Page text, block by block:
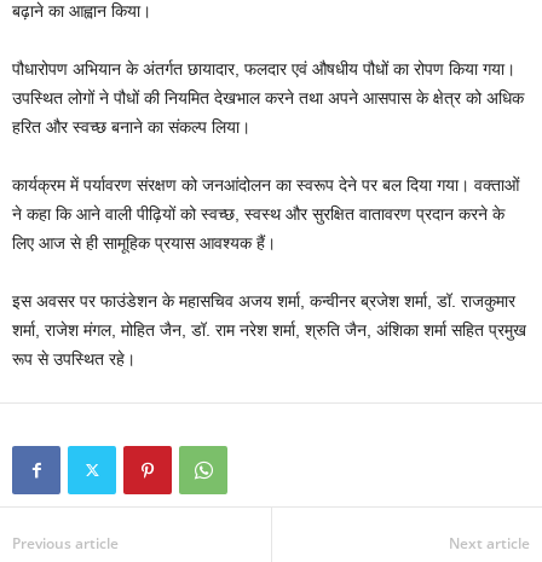
बढ़ाने का आह्वान किया।
पौधारोपण अभियान के अंतर्गत छायादार, फलदार एवं औषधीय पौधों का रोपण किया गया।
उपस्थित लोगों ने पौधों की नियमित देखभाल करने तथा अपने आसपास के क्षेत्र को अधिक
हरित और स्वच्छ बनाने का संकल्प लिया।
कार्यक्रम में पर्यावरण संरक्षण को जनआंदोलन का स्वरूप देने पर बल दिया गया। वक्ताओं
ने कहा कि आने वाली पीढ़ियों को स्वच्छ, स्वस्थ और सुरक्षित वातावरण प्रदान करने के
लिए आज से ही सामूहिक प्रयास आवश्यक हैं।
इस अवसर पर फाउंडेशन के महासचिव अजय शर्मा, कन्वीनर ब्रजेश शर्मा, डॉ. राजकुमार
शर्मा, राजेश मंगल, मोहित जैन, डॉ. राम नरेश शर्मा, श्रुति जैन, अंशिका शर्मा सहित प्रमुख
रूप से उपस्थित रहे।
Previous article Next article